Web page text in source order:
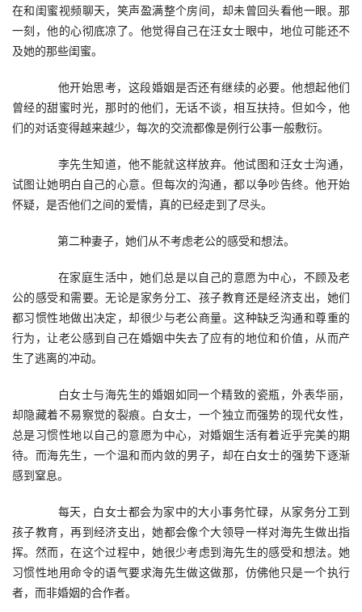
在和闺蜜视频聊天，笑声盈满整个房间，却未曾回头看他一眼。那
一刻，他的心彻底凉了。他觉得自己在汪女士眼中，地位可能还不
及她的那些闺蜜。
他开始思考，这段婚姻是否还有继续的必要。他想起他们
曾经的甜蜜时光，那时的他们，无话不谈，相互扶持。但如今，他
们的对话变得越来越少，每次的交流都像是例行公事一般敷衍。
李先生知道，他不能就这样放弃。他试图和汪女士沟通，
试图让她明白自己的心意。但每次的沟通，都以争吵告终。他开始
怀疑，是否他们之间的爱情，真的已经走到了尽头。
第二种妻子，她们从不考虑老公的感受和想法。
在家庭生活中，她们总是以自己的意愿为中心，不顾及老
公的感受和需要。无论是家务分工、孩子教育还是经济支出，她们
都习惯性地做出决定，却很少与老公商量。这种缺乏沟通和尊重的
行为，让老公感到自己在婚姻中失去了应有的地位和价值，从而产
生了逃离的冲动。
白女士与海先生的婚姻如同一个精致的瓷瓶，外表华丽，
却隐藏着不易察觉的裂痕。白女士，一个独立而强势的现代女性，
总是习惯性地以自己的意愿为中心，对婚姻生活有着近乎完美的期
待。而海先生，一个温和而内敛的男子，却在白女士的强势下逐渐
感到窒息。
每天，白女士都会为家中的大小事务忙碌，从家务分工到
孩子教育，再到经济支出，她都会像个大领导一样对海先生做出指
挥。然而，在这个过程中，她很少考虑到海先生的感受和想法。她
习惯性地用命令的语气要求海先生做这做那，仿佛他只是一个执行
者，而非婚姻的合作者。